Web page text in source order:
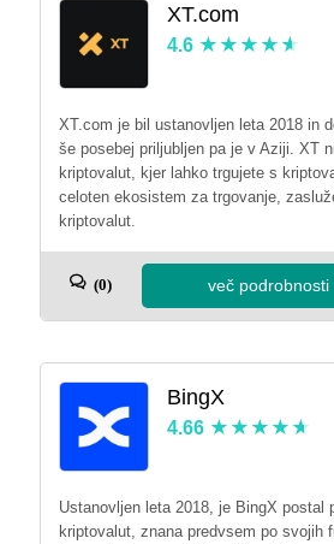
XT.com
4.6
XT.com je bil ustanovljen leta 2018 in
še posebej priljubljen pa je v Aziji. XT
kriptovalut, kjer lahko trgujete s
celoten ekosistem za trgovanje,
kriptovalut.
(0) več podrobnosti
BingX
4.66
Ustanovljen leta 2018, je BingX postal
kriptovalut, znana predvsem po svojih